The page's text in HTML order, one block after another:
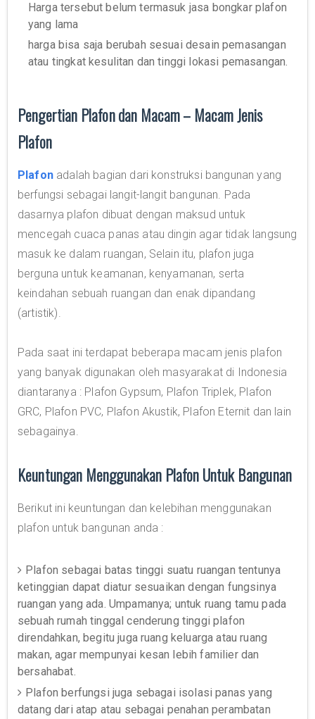
Harga tersebut belum termasuk jasa bongkar plafon
yang lama
harga bisa saja berubah sesuai desain pemasangan
atau tingkat kesulitan dan tinggi lokasi pemasangan.
Pengertian Plafon dan Macam – Macam Jenis
Plafon
Plafonadalah bagian dari konstruksi bangunan yang
berfungsi sebagai langit-langit bangunan. Pada
dasarnya plafon dibuat dengan maksud untuk
mencegah cuaca panas atau dingin agar tidak langsung
masuk ke dalam ruangan, Selain itu, plafon juga
berguna untuk keamanan, kenyamanan, serta
keindahan sebuah ruangan dan enak dipandang
(artistik).
Pada saat ini terdapat beberapa macam jenis plafon
yang banyak digunakan oleh masyarakat di Indonesia
diantaranya : Plafon Gypsum, Plafon Triplek, Plafon
GRC, Plafon PVC, Plafon Akustik, Plafon Eternit dan lain
sebagainya.
Keuntungan Menggunakan Plafon Untuk Bangunan
Berikut ini keuntungan dan kelebihan menggunakan
plafon untuk bangunan anda :
Plafon sebagai batas tinggi suatu ruangan tentunya
ketinggian dapat diatur sesuaikan dengan fungsinya
ruangan yang ada. Umpamanya; untuk ruang tamu pada
sebuah rumah tinggal cenderung tinggi plafon
direndahkan, begitu juga ruang keluarga atau ruang
makan, agar mempunyai kesan lebih familier dan
bersahabat.
Plafon berfungsi juga sebagai isolasi panas yang
datang dari atap atau sebagai penahan perambatan